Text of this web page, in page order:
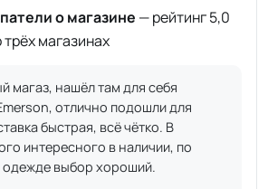
о магазине — рейтинг 5,0
магазинах
магаз, нашёл там для себя
отлично подошли для
быстрая, всё чётко. В
интересного в наличии, по
одежде выбор хороший.